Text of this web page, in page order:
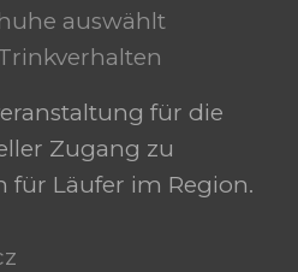
auswählt
für die
Zugang zu
für Läufer im Region.